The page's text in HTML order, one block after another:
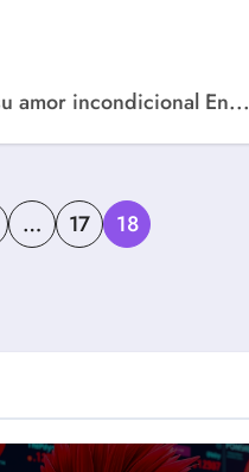
amor incondicional En...
… 17 18